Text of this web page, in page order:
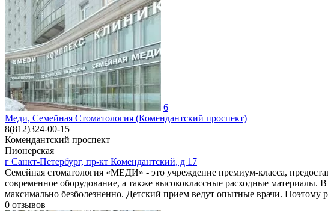
6
Меди, Семейная Стоматология (Комендантский проспект)
8(812)324-00-15
Комендантский проспект
Пионерская
г Санкт-Петербург, пр-кт Комендантский, д 17
Семейная стоматология «МЕДИ» - это учреждение премиум-класса,
современное оборудование, а также высококлассные расходные
максимально безболезненно. Детский прием ведут опытные врачи. Поэтому
0 отзывов